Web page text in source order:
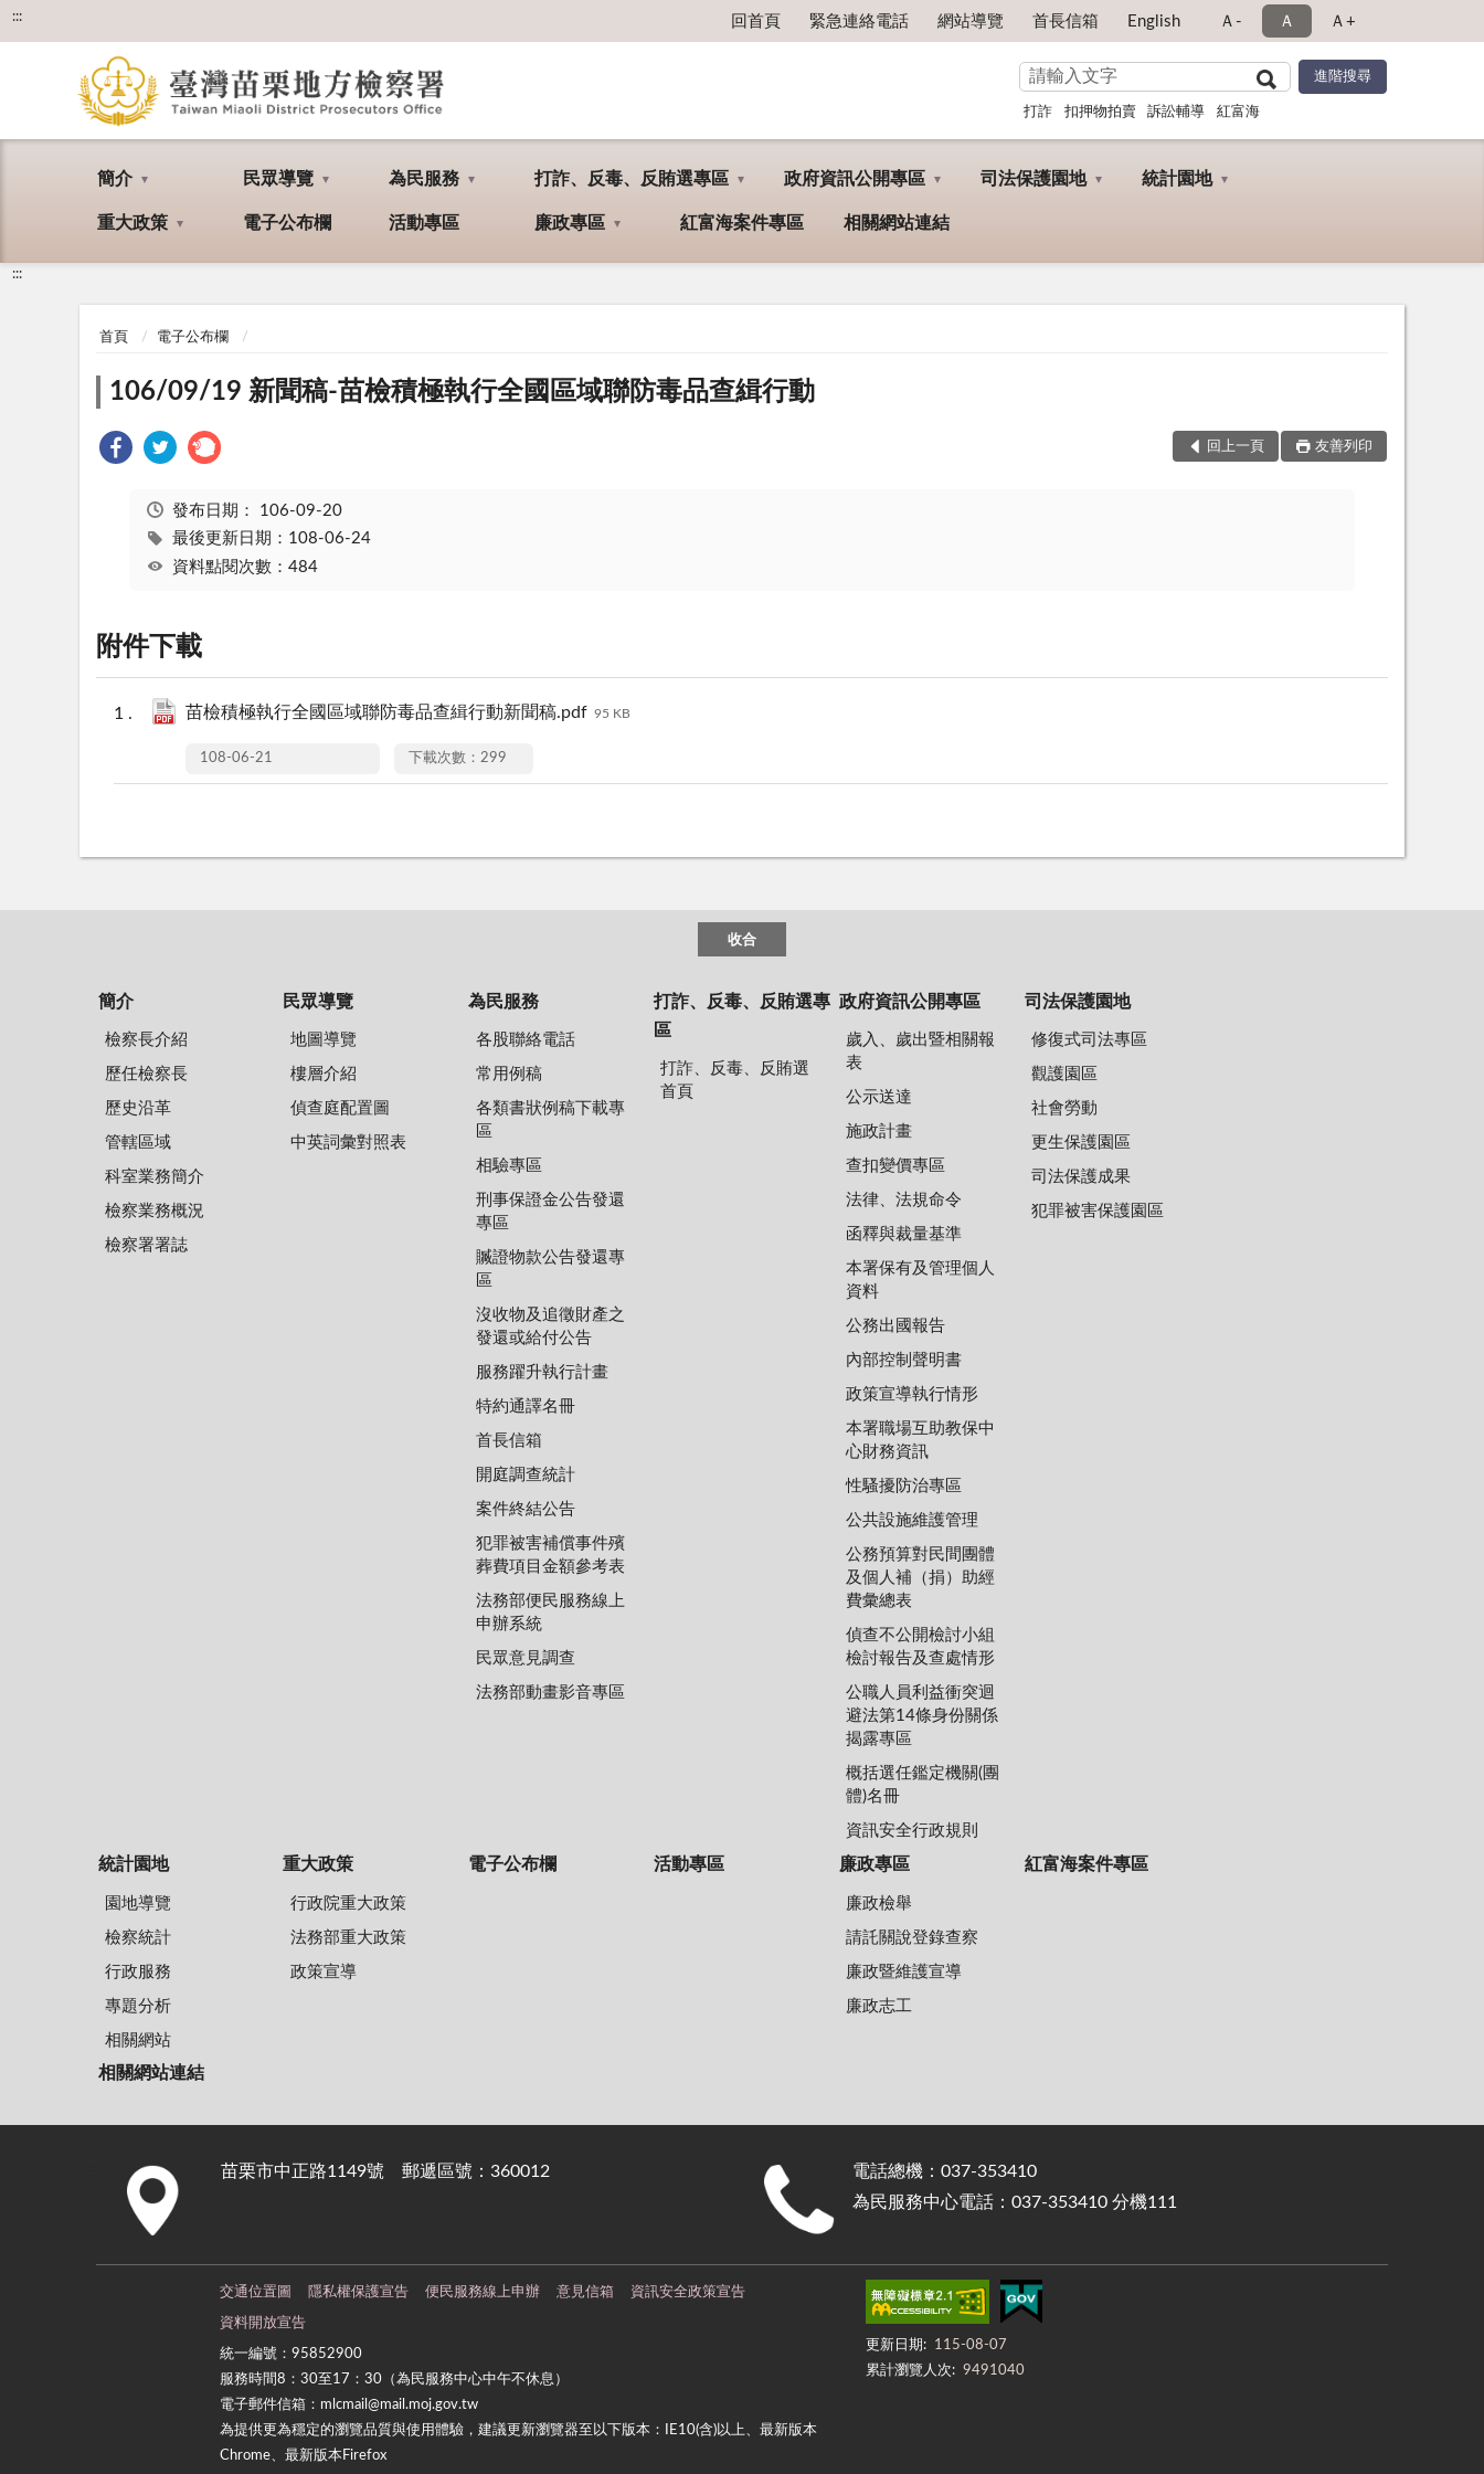
::: 回首頁 緊急連絡電話 網站導覽 首長信箱 English Ａ- Ａ Ａ+
打詐 扣押物拍賣 訴訟輔導 紅富海
簡介 民眾導覽 為民服務 打詐、反毒、反賄選專區 政府資訊公開專區 司法保護園地 統計園地
重大政策 電子公布欄 活動專區 廉政專區 紅富海案件專區 相關網站連結
:::
首頁 電子公布欄
106/09/19 新聞稿-苗檢積極執行全國區域聯防毒品查緝行動
回上一頁 友善列印
發布日期： 106-09-20
最後更新日期：108-06-24
資料點閱次數：484
附件下載
苗檢積極執行全國區域聯防毒品查緝行動新聞稿.pdf 95 KB
108-06-21 下載次數：299
收合
簡介
檢察長介紹
歷任檢察長
歷史沿革
管轄區域
科室業務簡介
檢察業務概況
檢察署署誌
民眾導覽
地圖導覽
樓層介紹
偵查庭配置圖
中英詞彙對照表
為民服務
各股聯絡電話
常用例稿
各類書狀例稿下載專
區
相驗專區
刑事保證金公告發還
專區
贓證物款公告發還專
區
沒收物及追徵財產之
發還或給付公告
服務躍升執行計畫
特約通譯名冊
首長信箱
開庭調查統計
案件終結公告
犯罪被害補償事件殯
葬費項目金額參考表
法務部便民服務線上
申辦系統
民眾意見調查
法務部動畫影音專區
打詐、反毒、反賄選專
區
打詐、反毒、反賄選
首頁
政府資訊公開專區
歲入、歲出暨相關報
表
公示送達
施政計畫
查扣變價專區
法律、法規命令
函釋與裁量基準
本署保有及管理個人
資料
公務出國報告
內部控制聲明書
政策宣導執行情形
本署職場互助教保中
心財務資訊
性騷擾防治專區
公共設施維護管理
公務預算對民間團體
及個人補（捐）助經
費彙總表
偵查不公開檢討小組
檢討報告及查處情形
公職人員利益衝突迴
避法第14條身份關係
揭露專區
概括選任鑑定機關(團
體)名冊
資訊安全行政規則
司法保護園地
修復式司法專區
觀護園區
社會勞動
更生保護園區
司法保護成果
犯罪被害保護園區
統計園地
園地導覽
檢察統計
行政服務
專題分析
相關網站
重大政策
行政院重大政策
法務部重大政策
政策宣導
電子公布欄 活動專區 廉政專區
廉政檢舉
請託關說登錄查察
廉政暨維護宣導
廉政志工
紅富海案件專區
相關網站連結
苗栗市中正路1149號 郵遞區號：360012
電話總機：037-353410
為民服務中心電話：037-353410 分機111
交通位置圖 隱私權保護宣告 便民服務線上申辦 意見信箱 資訊安全政策宣告
資料開放宣告
統一編號：95852900
服務時間8：30至17：30（為民服務中心中午不休息）
電子郵件信箱：mlcmail@mail.moj.gov.tw
為提供更為穩定的瀏覽品質與使用體驗，建議更新瀏覽器至以下版本：IE10(含)以上、最新版本
Chrome、最新版本Firefox
更新日期:
115-08-07
累計瀏覽人次: 9491040